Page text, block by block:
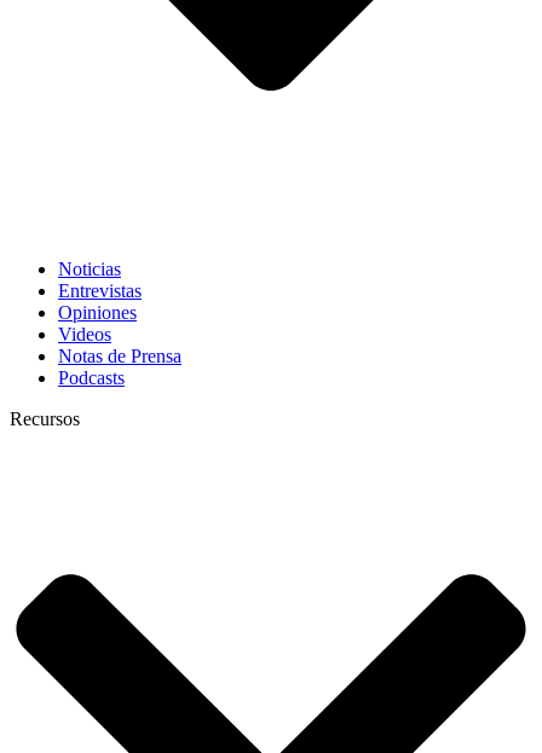
Noticias
Entrevistas
Opiniones
Videos
Notas de Prensa
Podcasts
Recursos